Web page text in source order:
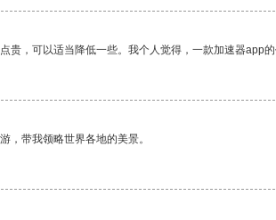
贵，可以适当降低一些。我个人觉得，一款加速器app
，带我领略世界各地的美景。